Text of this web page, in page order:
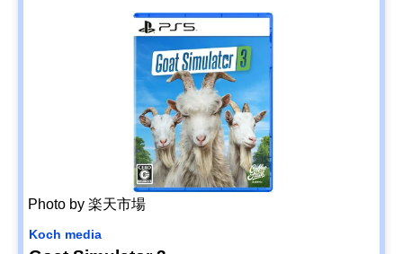
Photo by 楽天市場
Koch media